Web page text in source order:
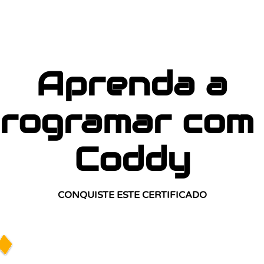
Aprenda a
com
Coddy
CONQUISTE ESTE CERTIFICADO